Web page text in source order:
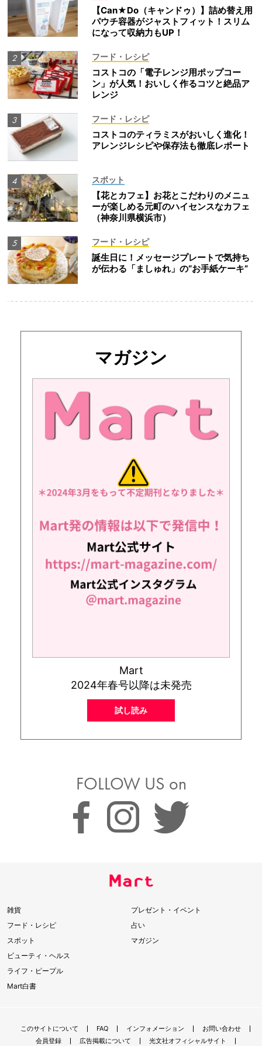
【Can★Do（キャンドゥ）】詰め替え用
パウチ容器がジャストフィット！スリム
になって収納力もUP！
フード・レシピ
コストコの「電子レンジ用ポップコー
ン」が人気！おいしく作るコツと絶品ア
レンジ
フード・レシピ
コストコのティラミスがおいしく進化！
アレンジレシピや保存法も徹底レポート
スポット
【花とカフェ】お花とこだわりのメニュ
ーが楽しめる元町のハイセンスなカフェ
（神奈川県横浜市）
フード・レシピ
誕生日に！メッセージプレートで気持ち
が伝わる「ましゅれ」の“お手紙ケーキ”
マガジン
Mart
2024年春号以降は未発売
試し読み
FOLLOW US on
雑貨
フード・レシピ
スポット
ビューティ・ヘルス
ライフ・ピープル
Mart白書
プレゼント・イベント
占い
マガジン
このサイトについて FAQ インフォメーション
お問い合わせ
会員登録
広告掲載について 光文社オフィシャルサイト